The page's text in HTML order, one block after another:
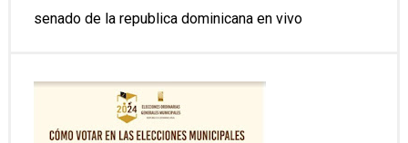
senado de la republica dominicana en vivo